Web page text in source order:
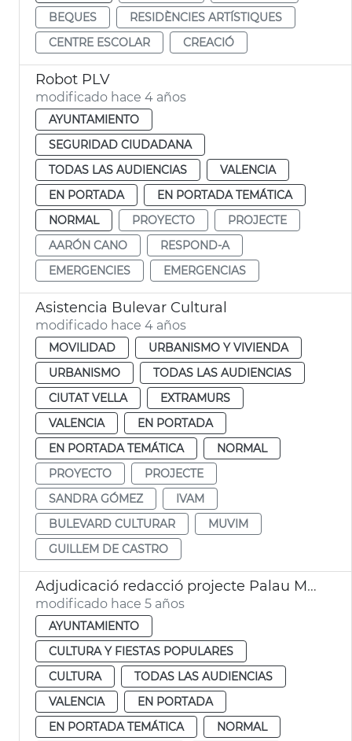
BEQUES
RESIDÈNCIES ARTÍSTIQUES
CENTRE ESCOLAR
CREACIÓ
Robot PLV
modificado hace 4 años
AYUNTAMIENTO
SEGURIDAD CIUDADANA
TODAS LAS AUDIENCIAS
VALENCIA
EN PORTADA
EN PORTADA TEMÁTICA
NORMAL
PROYECTO
PROJECTE
AARÓN CANO
RESPOND-A
EMERGENCIES
EMERGENCIAS
Asistencia Bulevar Cultural
modificado hace 4 años
MOVILIDAD
URBANISMO Y VIVIENDA
URBANISMO
TODAS LAS AUDIENCIAS
CIUTAT VELLA
EXTRAMURS
VALENCIA
EN PORTADA
EN PORTADA TEMÁTICA
NORMAL
PROYECTO
PROJECTE
SANDRA GÓMEZ
IVAM
BULEVARD CULTURAR
MUVIM
GUILLEM DE CASTRO
Adjudicació redacció projecte Palau Música
modificado hace 5 años
AYUNTAMIENTO
CULTURA Y FIESTAS POPULARES
CULTURA
TODAS LAS AUDIENCIAS
VALENCIA
EN PORTADA
EN PORTADA TEMÁTICA
NORMAL